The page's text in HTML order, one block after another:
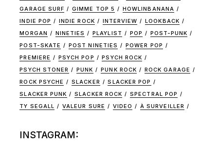
GARAGE SURF GIMME TOP 5
HOWLINBANANA
INDIE POP
INDIE ROCK INTERVIEW
LOOKBACK
MORGAN
NINETIES PLAYLIST POP
POST-PUNK
POST-SKATE
POST NINETIES
POWER POP
PREMIERE
PSYCH POP
PSYCH ROCK
PSYCH STONER
PUNK PUNK ROCK
ROCK GARAGE
ROCK PSYCHE
SLACKER
SLACKER POP
SLACKER PUNK
SLACKER ROCK
SPECTRAL POP
TY SEGALL
VALEUR SURE VIDEO À SURVEILLER
INSTAGRAM: